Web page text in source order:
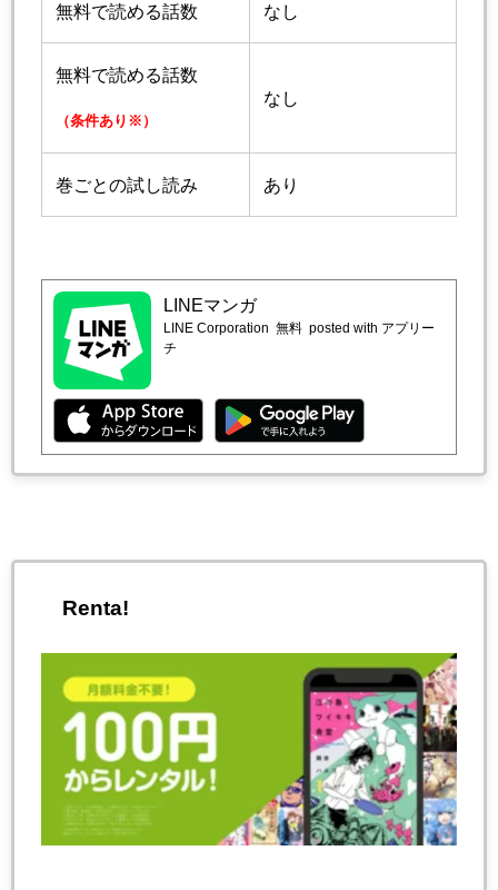
無料で読める話数 なし
無料で読める話数
（条件あり※）
なし
巻ごとの試し読み あり
LINEマンガ
LINE Corporation 無料 posted with アプリー
チ
Renta!